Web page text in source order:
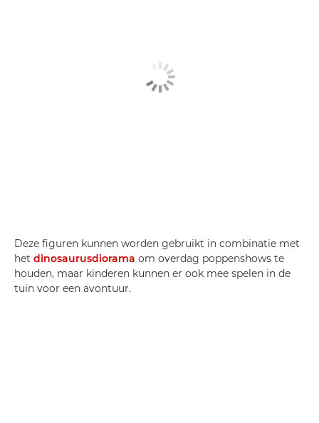
Deze figuren kunnen worden gebruikt in combinatie met
het dinosaurusdiorama om overdag poppenshows te
houden, maar kinderen kunnen er ook mee spelen in de
tuin voor een avontuur.